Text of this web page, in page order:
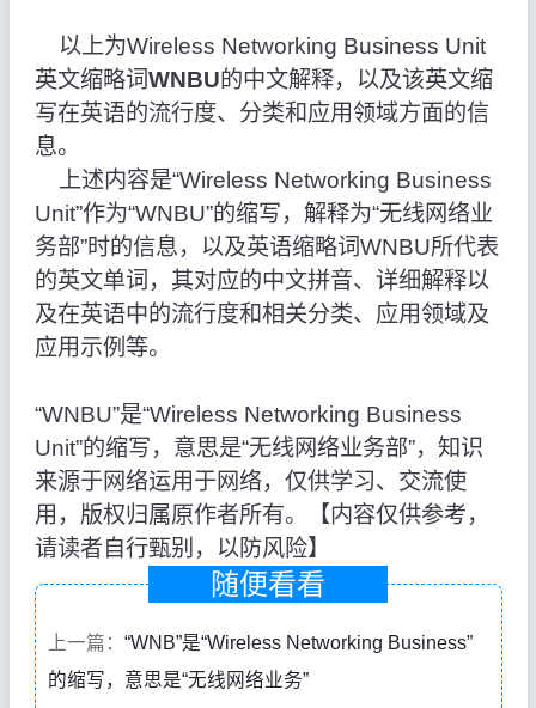
以上为Wireless Networking Business Unit
英文缩略词WNBU的中文解释，以及该英文缩
写在英语的流行度、分类和应用领域方面的信
息。
上述内容是“Wireless Networking Business
Unit”作为“WNBU”的缩写，解释为“无线网络业
务部”时的信息，以及英语缩略词WNBU所代表
的英文单词，其对应的中文拼音、详细解释以
及在英语中的流行度和相关分类、应用领域及
应用示例等。
“WNBU”是“Wireless Networking Business
Unit”的缩写，意思是“无线网络业务部”，知识
来源于网络运用于网络，仅供学习、交流使
用，版权归属原作者所有。【内容仅供参考，
请读者自行甄别，以防风险】
随便看看
上一篇： “WNB”是“Wireless Networking Business”
的缩写，意思是“无线网络业务”